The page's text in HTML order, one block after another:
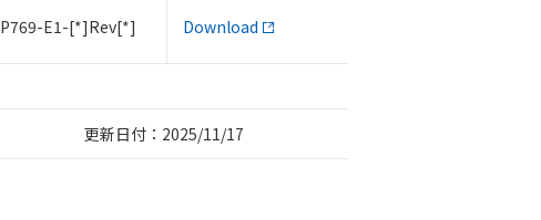
P769-E1-[*]Rev[*] Download
更新日付：2025/11/17